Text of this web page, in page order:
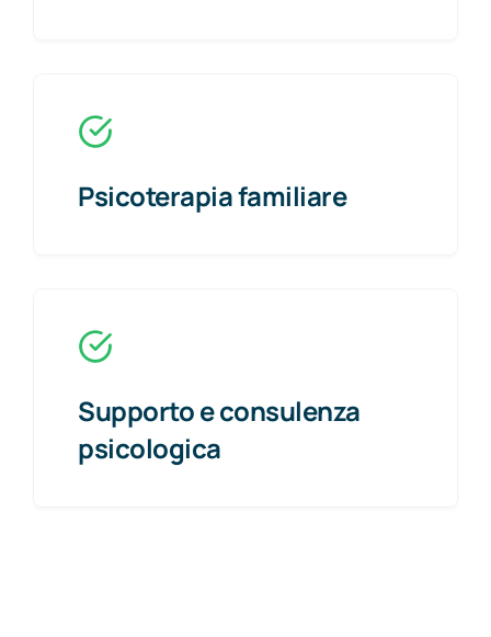
Psicoterapia familiare
Supporto e consulenza
psicologica